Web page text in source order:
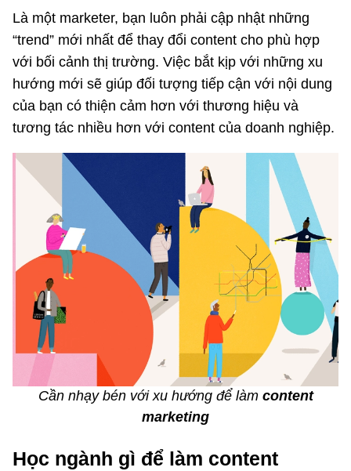
Là một marketer, bạn luôn phải cập nhật những
“trend” mới nhất để thay đổi content cho phù hợp
với bối cảnh thị trường. Việc bắt kịp với những xu
hướng mới sẽ giúp đối tượng tiếp cận với nội dung
của bạn có thiện cảm hơn với thương hiệu và
tương tác nhiều hơn với content của doanh nghiệp.
Cần nhạy bén với xu hướng để làm content
marketing
Học ngành gì để làm content